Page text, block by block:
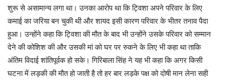
शुरू से असामान्य लगा था। उनका आरोप था कि ट्विशा अपने परिवार के लिए
कमाई का जरिया बन चुकी थी और शायद इसी कारण परिवार के भीतर तनाव पैदा
हुआ। उन्होंने कहा कि ट्विशा की मौत के बाद भी उन्होंने उसके परिवार को सम्मान
देने की कोशिश की और उसकी मां को घर पर रुकने के लिए भी कहा था ताकि
अंतिम विदाई शांतिपूर्वक हो सके। गिरिबाला सिंह ने यह भी कहा कि अगर किसी
घटना में लड़की की मौत हो जाती है तो हर बार लड़के पक्ष को दोषी मान लेना सही